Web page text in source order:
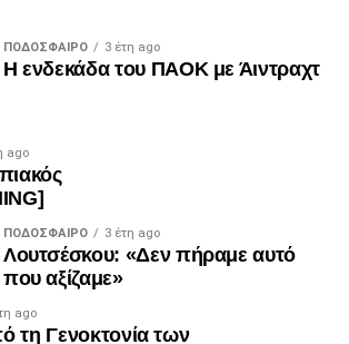
ΠΟΔΌΣΦΑΙΡΟ 3 έτη ago
Η ενδεκάδα του ΠΑΟΚ με Άιντραχτ
ago
ΠΟΔΌΣΦΑΙΡΟ 3 έτη ago
Λουτσέσκου: «Δεν πήραμε αυτό
που αξίζαμε»
ago
τη Γενοκτονία των